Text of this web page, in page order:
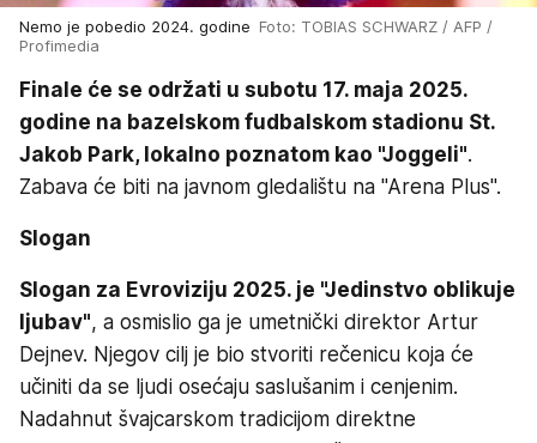
Nemo je pobedio 2024. godine Foto: TOBIAS SCHWARZ / AFP /
Profimedia
Finale će se održati u subotu 17. maja 2025.
godine na bazelskom fudbalskom stadionu St.
Jakob Park, lokalno poznatom kao "Joggeli".
Zabava će biti na javnom gledalištu na "Arena Plus".
Slogan
Slogan za Evroviziju 2025. je "Jedinstvo oblikuje
ljubav", a osmislio ga je umetnički direktor Artur
Dejnev. Njegov cilj je bio stvoriti rečenicu koja će
učiniti da se ljudi osećaju saslušanim i cenjenim.
Nadahnut švajcarskom tradicijom direktne